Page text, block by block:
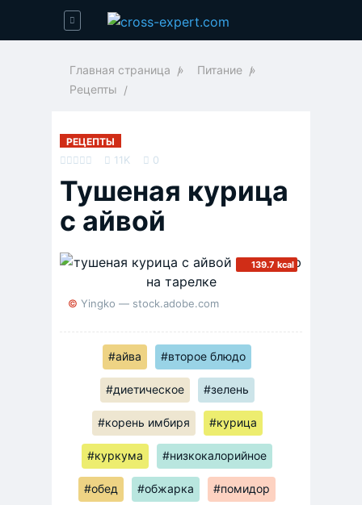
Главная страница » Питание »
Рецепты
РЕЦЕПТЫ
11K
0
Тушеная курица
с айвой
139.7 kcal
© Yingko — stock.adobe.com
#айва #второе блюдо
#диетическое #зелень
#корень имбиря #курица
#куркума #низкокалорийное
#обед #обжарка #помидор